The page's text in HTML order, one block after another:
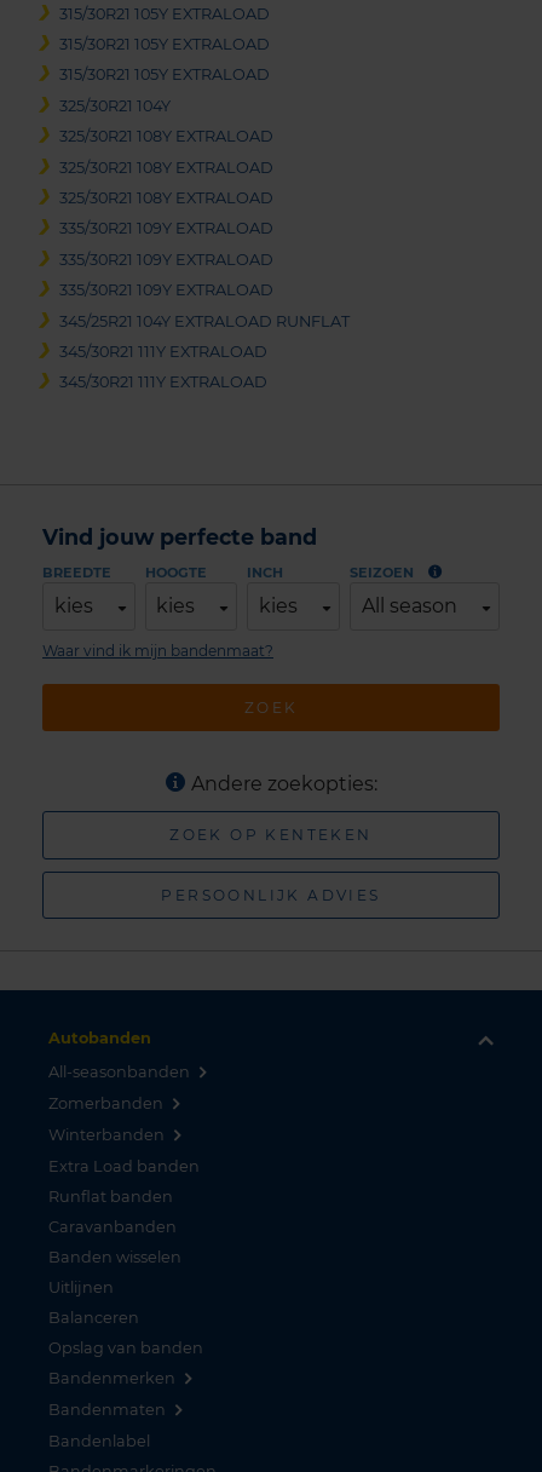
315/30R21 105Y EXTRALOAD
315/30R21 105Y EXTRALOAD
315/30R21 105Y EXTRALOAD
325/30R21 104Y
325/30R21 108Y EXTRALOAD
325/30R21 108Y EXTRALOAD
325/30R21 108Y EXTRALOAD
335/30R21 109Y EXTRALOAD
335/30R21 109Y EXTRALOAD
335/30R21 109Y EXTRALOAD
345/25R21 104Y EXTRALOAD RUNFLAT
345/30R21 111Y EXTRALOAD
345/30R21 111Y EXTRALOAD
Vind jouw perfecte band
BREEDTE
kies
HOOGTE
kies
INCH
kies
SEIZOEN
All season
ZOEK
Waar vind ik mijn bandenmaat?
Andere zoekopties:
ZOEK OP KENTEKEN
PERSOONLIJK ADVIES
Autobanden
All-seasonbanden
Zomerbanden
Winterbanden
Extra Load banden
Runflat banden
Caravanbanden
Banden wisselen
Uitlijnen
Balanceren
Opslag van banden
Bandenmerken
Bandenmaten
Bandenlabel